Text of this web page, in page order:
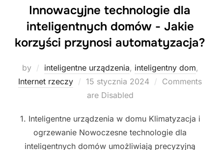
Innowacyjne technologie dla
inteligentnych domów - Jakie
korzyści przynosi automatyzacja?
by inteligentne urządzenia, inteligentny dom,
Internet rzeczy
Posted
on
15 stycznia 2024
Comments
are Disabled
1. Inteligentne urządzenia w domu Klimatyzacja i
ogrzewanie Nowoczesne technologie dla
inteligentnych domów umożliwiają precyzyjną